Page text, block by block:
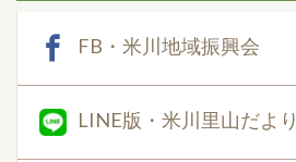
FB・米川地域振興会
LINE版・米川里山だより